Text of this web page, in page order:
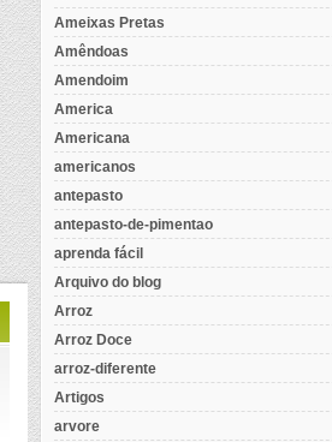
Ameixas Pretas
Amêndoas
Amendoim
America
Americana
americanos
antepasto
antepasto-de-pimentao
aprenda fácil
Arquivo do blog
Arroz
Arroz Doce
arroz-diferente
Artigos
arvore